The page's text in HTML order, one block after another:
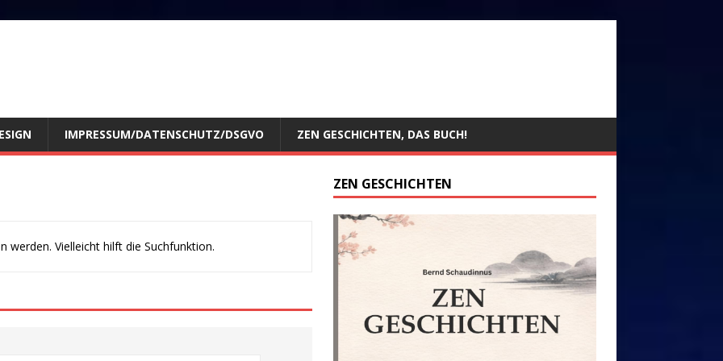
IMPRESSUM/DATENSCHUTZ/DSGVO ZEN GESCHICHTEN, DAS BUCH!
werden. Vielleicht hilft die Suchfunktion.
ZEN GESCHICHTEN